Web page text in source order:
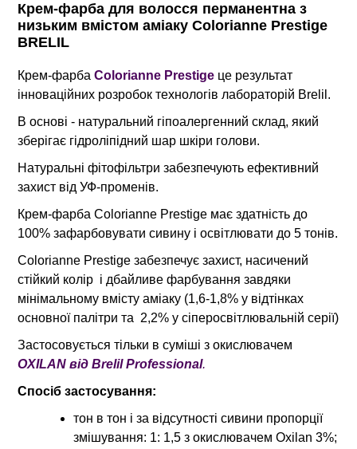
Крем-фарба для волосся перманентна з
низьким вмістом аміаку Colorianne Prestige
BRELIL
Крем-фарбаColorianne Prestige це результат
інноваційних розробок технологів лабораторій Brelil.
В основі - натуральний гіпоалергенний склад, який
зберігає гідроліпідний шар шкіри голови.
Натуральні фітофільтри забезпечують ефективний
захист від УФ-променів.
Крем-фарба Colorianne Prestige має здатність до
100% зафарбовувати сивину і освітлювати до 5 тонів.
Colorianne Prestige забезпечує захист, насичений
стійкий колір і дбайливе фарбування завдяки
мінімальному вмісту аміаку (1,6-1,8% у відтінках
основної палітри та 2,2% у сіперосвітлювальній серії)
Застосовується тільки в суміші з окислювачем
OXILAN від Brelil Professional.
Спосіб застосування:
тон в тон і за відсутності сивини пропорції
змішування: 1: 1,5 з окислювачем Oxilan 3%;